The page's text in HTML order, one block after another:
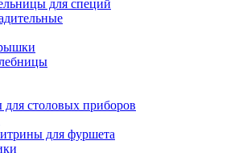
для специй
для столовых приборов
для фуршета